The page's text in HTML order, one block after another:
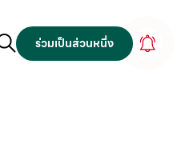
ร่วมเป็นส่วนหนึ่ง